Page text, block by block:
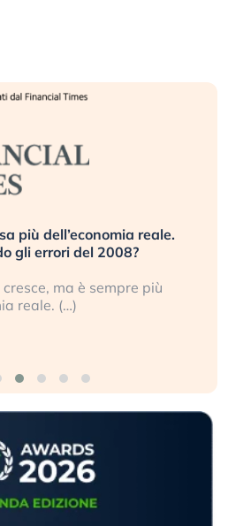
più dell’economia reale.
gli errori del 2008?
ma è sempre più
reale. (…)